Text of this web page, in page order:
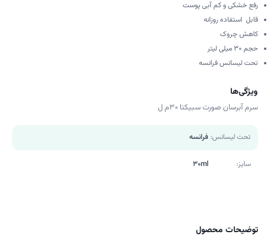
رفع خشکی و کم آبی پوست
قابل استفاده روزانه
کاهش چروک
حجم 30 میلی لیتر
تحت لیسانس فرانسه
ویژگی‌ها
سرم آبرسان صورت سبیکتا 30م ل
تحت لیسانس: فرانسه
سایز: 30ml
توضیحات محصول